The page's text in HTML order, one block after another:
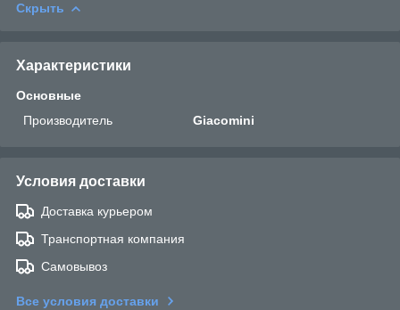
Скрыть
Характеристики
Основные
Производитель
Giacomini
Условия доставки
Доставка курьером
Транспортная компания
Самовывоз
Все условия доставки